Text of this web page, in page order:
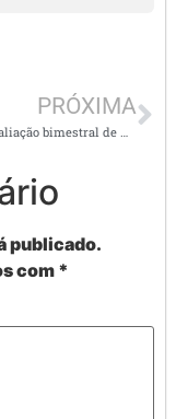
PRÓXIMA
5º ano – Avaliação bimestral de matemática – 2º bimestre
publicado.
com *